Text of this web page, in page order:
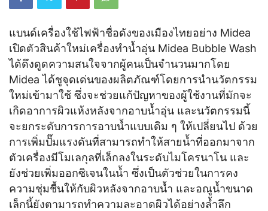
แบนด์เครื่องใช้ไฟฟ้าชื่อดังของเมืองไทยอย่าง Midea
เปิดตัวสินค้าใหม่เครื่องทำน้ำอุ่น Midea Bubble Wash
ได้ดึงดูดความสนใจจากผู้คนเป็นจำนวนมากโดย
Midea ได้ชูจุดเด่นของผลิตภัณฑ์โดยการนำนวัตกรรม
ใหม่เข้ามาใช้ ซึ่งจะช่วยแก้ปัญหาของผู้ใช้งานที่มักจะ
เกิดอาการผิวแห้งหลังจากอาบน้ำอุ่น และนวัตกรรมนี้
จะยกระดับการการอาบน้ำแบบเดิม ๆ ให้เปลี่ยนไป ด้วย
การเพิ่มปั๊มแรงดันที่สามารถทำให้สายน้ำที่ออกมาจาก
ตัวเครื่องมีโมเลกุลที่เล็กลงในระดับไมโครนาโน และ
ยังช่วยเพิ่มออกซิเจนในน้ำ ซึ่งเป็นตัวช่วยในการคง
ความชุ่มชื้นให้กับผิวหลังจากอาบน้ำ และอณูน้ำขนาด
เล็กนี้ยังตามารถทำความละอาดผิวได้อย่างล้ำลึก